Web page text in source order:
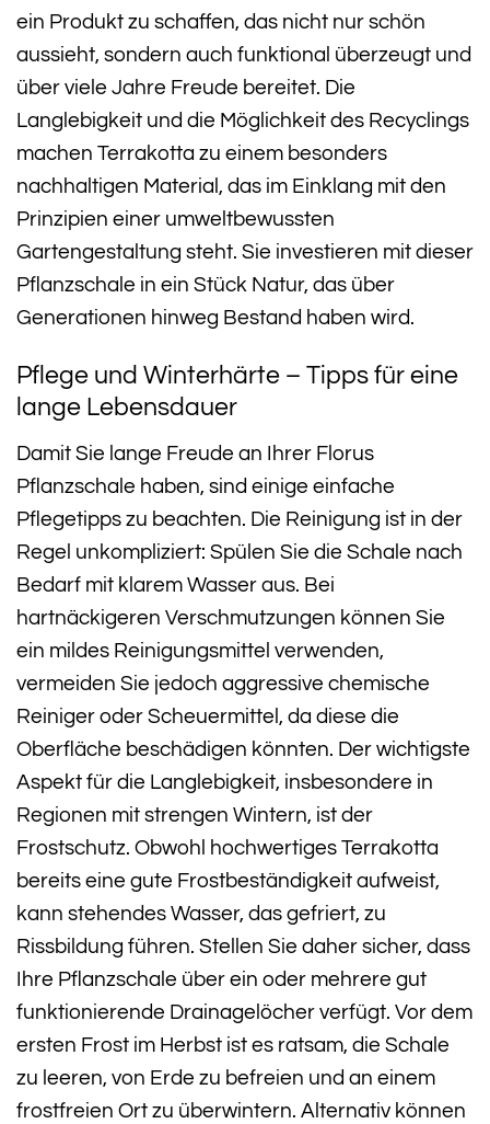
ein Produkt zu schaffen, das nicht nur schön
aussieht, sondern auch funktional überzeugt und
über viele Jahre Freude bereitet. Die
Langlebigkeit und die Möglichkeit des Recyclings
machen Terrakotta zu einem besonders
nachhaltigen Material, das im Einklang mit den
Prinzipien einer umweltbewussten
Gartengestaltung steht. Sie investieren mit dieser
Pflanzschale in ein Stück Natur, das über
Generationen hinweg Bestand haben wird.
Pflege und Winterhärte – Tipps für eine
lange Lebensdauer
Damit Sie lange Freude an Ihrer Florus
Pflanzschale haben, sind einige einfache
Pflegetipps zu beachten. Die Reinigung ist in der
Regel unkompliziert: Spülen Sie die Schale nach
Bedarf mit klarem Wasser aus. Bei
hartnäckigeren Verschmutzungen können Sie
ein mildes Reinigungsmittel verwenden,
vermeiden Sie jedoch aggressive chemische
Reiniger oder Scheuermittel, da diese die
Oberfläche beschädigen könnten. Der wichtigste
Aspekt für die Langlebigkeit, insbesondere in
Regionen mit strengen Wintern, ist der
Frostschutz. Obwohl hochwertiges Terrakotta
bereits eine gute Frostbeständigkeit aufweist,
kann stehendes Wasser, das gefriert, zu
Rissbildung führen. Stellen Sie daher sicher, dass
Ihre Pflanzschale über ein oder mehrere gut
funktionierende Drainagelöcher verfügt. Vor dem
ersten Frost im Herbst ist es ratsam, die Schale
zu leeren, von Erde zu befreien und an einem
frostfreien Ort zu überwintern. Alternativ können